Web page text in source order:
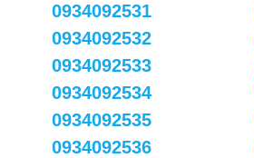
0934092531
0934092532
0934092533
0934092534
0934092535
0934092536